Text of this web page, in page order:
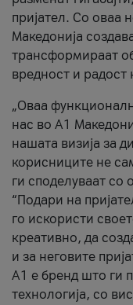
пријател. Со оваа
Македонија
трансформираат
вредност и радост
„Оваа
нас во А1
нашата визија за
корисниците не
ги споделуваат
“Подари на
го искористи
креативно, да
и за неговите
А1 е бренд што ги
технологија, со